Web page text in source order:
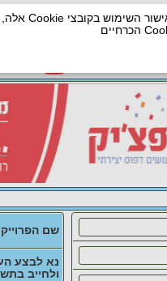
מכון העתקות
שם
נא לבצע
ולחייב